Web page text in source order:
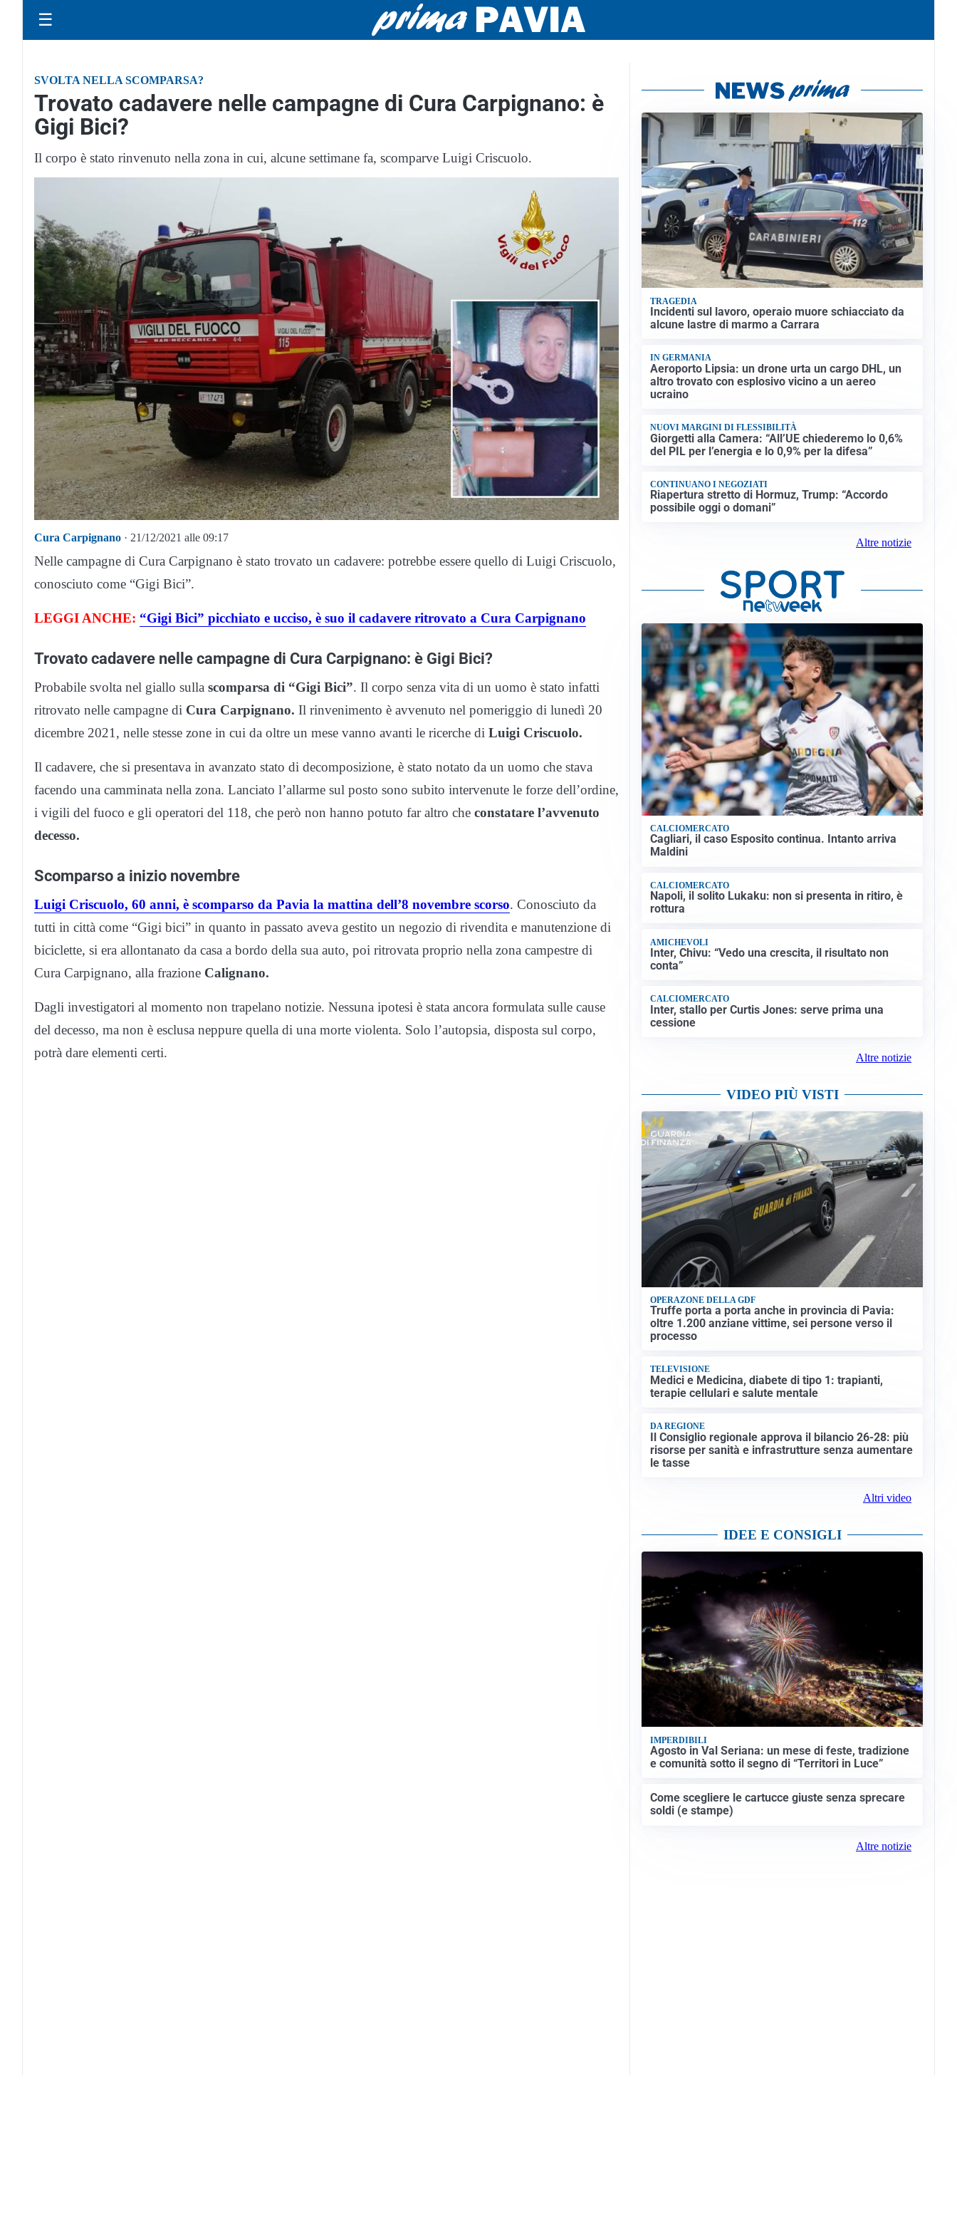
☰
SVOLTA NELLA SCOMPARSA?
Trovato cadavere nelle campagne di Cura Carpignano: è
Gigi Bici?
Il corpo è stato rinvenuto nella zona in cui, alcune settimane fa, scomparve Luigi Criscuolo.
Cura Carpignano · 21/12/2021 alle 09:17
Nelle campagne di Cura Carpignano è stato trovato un cadavere: potrebbe essere quello di Luigi Criscuolo,
conosciuto come “Gigi Bici”.
LEGGI ANCHE: “Gigi Bici” picchiato e ucciso, è suo il cadavere ritrovato a Cura Carpignano
Trovato cadavere nelle campagne di Cura Carpignano: è Gigi Bici?
Probabile svolta nel giallo sulla scomparsa di “Gigi Bici”. Il corpo senza vita di un uomo è stato infatti
ritrovato nelle campagne di Cura Carpignano. Il rinvenimento è avvenuto nel pomeriggio di lunedì 20
dicembre 2021, nelle stesse zone in cui da oltre un mese vanno avanti le ricerche di Luigi Criscuolo.
Il cadavere, che si presentava in avanzato stato di decomposizione, è stato notato da un uomo che stava
facendo una camminata nella zona. Lanciato l’allarme sul posto sono subito intervenute le forze dell’ordine,
i vigili del fuoco e gli operatori del 118, che però non hanno potuto far altro che constatare l’avvenuto
decesso.
Scomparso a inizio novembre
Luigi Criscuolo, 60 anni, è scomparso da Pavia la mattina dell’8 novembre scorso. Conosciuto da
tutti in città come “Gigi bici” in quanto in passato aveva gestito un negozio di rivendita e manutenzione di
biciclette, si era allontanato da casa a bordo della sua auto, poi ritrovata proprio nella zona campestre di
Cura Carpignano, alla frazione Calignano.
Dagli investigatori al momento non trapelano notizie. Nessuna ipotesi è stata ancora formulata sulle cause
del decesso, ma non è esclusa neppure quella di una morte violenta. Solo l’autopsia, disposta sul corpo,
potrà dare elementi certi.
TRAGEDIA
Incidenti sul lavoro, operaio muore schiacciato da
alcune lastre di marmo a Carrara
IN GERMANIA
Aeroporto Lipsia: un drone urta un cargo DHL, un
altro trovato con esplosivo vicino a un aereo
ucraino
NUOVI MARGINI DI FLESSIBILITÀ
Giorgetti alla Camera: “All’UE chiederemo lo 0,6%
del PIL per l’energia e lo 0,9% per la difesa”
CONTINUANO I NEGOZIATI
Riapertura stretto di Hormuz, Trump: “Accordo
possibile oggi o domani”
Altre notizie
CALCIOMERCATO
Cagliari, il caso Esposito continua. Intanto arriva
Maldini
CALCIOMERCATO
Napoli, il solito Lukaku: non si presenta in ritiro, è
rottura
AMICHEVOLI
Inter, Chivu: “Vedo una crescita, il risultato non
conta”
CALCIOMERCATO
Inter, stallo per Curtis Jones: serve prima una
cessione
Altre notizie
VIDEO PIÙ VISTI
OPERAZONE DELLA GDF
Truffe porta a porta anche in provincia di Pavia:
oltre 1.200 anziane vittime, sei persone verso il
processo
TELEVISIONE
Medici e Medicina, diabete di tipo 1: trapianti,
terapie cellulari e salute mentale
DA REGIONE
Il Consiglio regionale approva il bilancio 26-28: più
risorse per sanità e infrastrutture senza aumentare
le tasse
Altri video
IDEE E CONSIGLI
IMPERDIBILI
Agosto in Val Seriana: un mese di feste, tradizione
e comunità sotto il segno di “Territori in Luce”
Come scegliere le cartucce giuste senza sprecare
soldi (e stampe)
Altre notizie